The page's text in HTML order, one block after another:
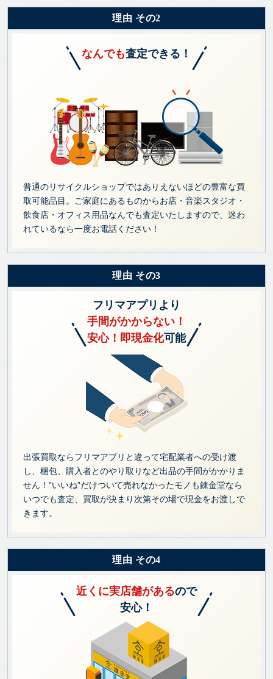
理由 その2
なんでも査定できる！
普通のリサイクルショップではありえないほどの豊富な買
取可能品目。ご家庭にあるものからお店・音楽スタジオ・
飲食店・オフィス用品なんでも査定いたしますので、迷わ
れているなら一度お電話ください！
理由 その3
フリマアプリより
手間がかからない！
安心！即現金化可能
出張買取ならフリマアプリと違って宅配業者への受け渡
し、梱包、購入者とのやり取りなど出品の手間がかかりま
せん！”いいね”だけついて売れなかったモノも錬金堂なら
いつでも査定、買取が決まり次第その場で現金をお渡しで
きます。
理由 その4
近くに実店舗があるので
安心！